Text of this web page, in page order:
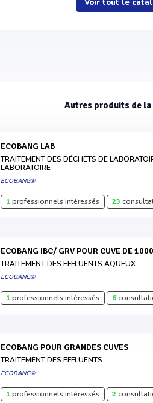
Voir tout le
Autres produits de la
ECOBANG LAB
TRAITEMENT DES DÉCHETS DE
LABORATOIRE
ECOBANG®
1professionnels intéressés 23
ECOBANG IBC/ GRV POUR CUVE DE
TRAITEMENT DES EFFLUENTS AQUEUX
ECOBANG®
1professionnels intéressés 6
ECOBANG POUR GRANDES CUVES
TRAITEMENT DES EFFLUENTS
ECOBANG®
1professionnels intéressés 2